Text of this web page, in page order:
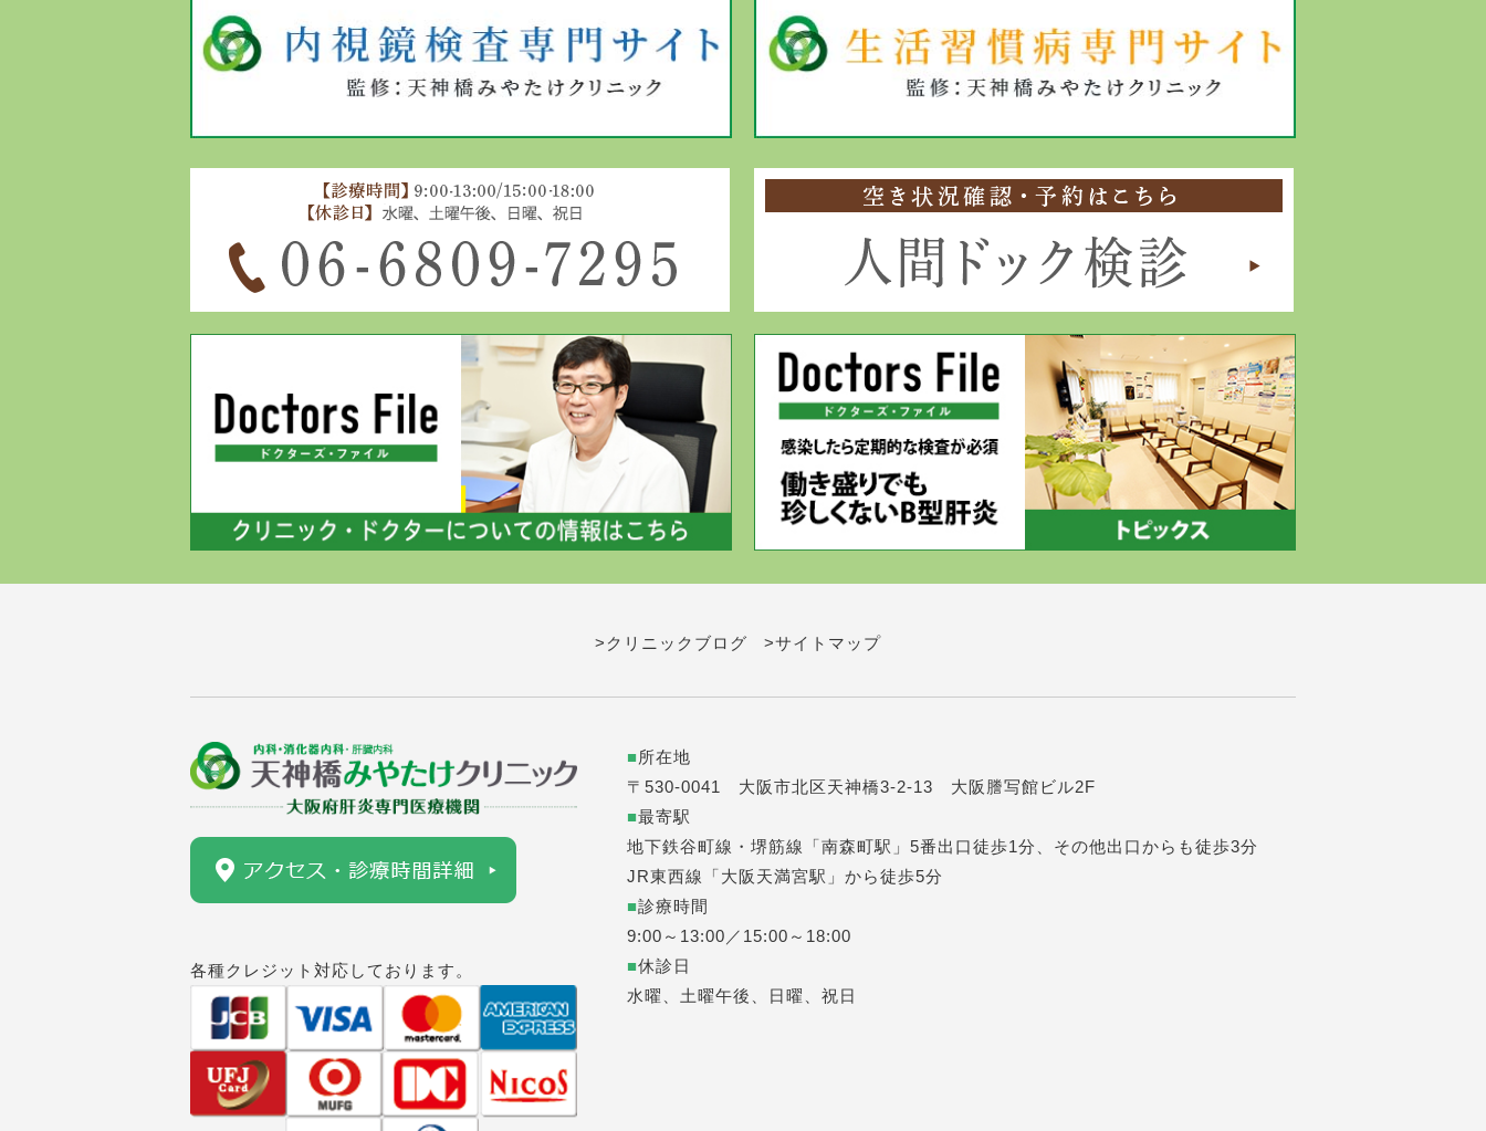
>クリニックブログ >サイトマップ
各種クレジット対応しております。
■所在地
〒530-0041 大阪市北区天神橋3-2-13 大阪謄写館ビル2F
■最寄駅
地下鉄谷町線・堺筋線「南森町駅」5番出口徒歩1分、その他出口からも徒歩3分
JR東西線「大阪天満宮駅」から徒歩5分
■診療時間
9:00～13:00／15:00～18:00
■休診日
水曜、土曜午後、日曜、祝日